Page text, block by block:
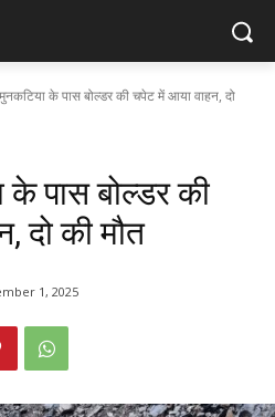
के पास बोल्डर की चपेट में आया वाहन, दो
के पास बोल्डर की
दो की मौत
1, 2025